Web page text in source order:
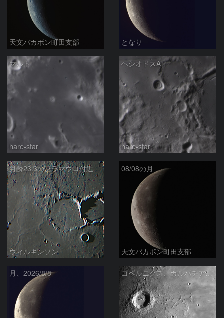
天文バカボン町田支部 となり
マルト
hare-star
ヘシオドスA
hare-star
月齢23.3のフラマウロ付近
ウィルキンソン
08/08の月
天文バカボン町田支部
月、2026/8/8 コペルニクス、カルパチア山脈付近